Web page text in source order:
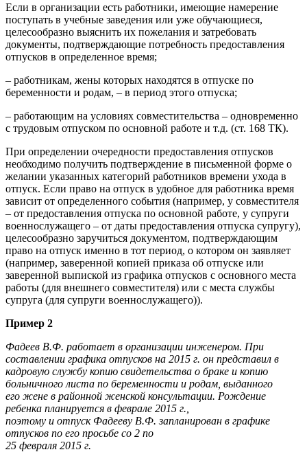
Если в организации есть работники, имеющие намерение
поступать в учебные заведения или уже обучающиеся,
целесообразно выяснить их пожелания и затребовать
документы, подтверждающие потребность предоставления
отпусков в определенное время;
– работникам, жены которых находятся в отпуске по
беременности и родам, – в период этого отпуска;
– работающим на условиях совместительства – одновременно
с трудовым отпуском по основной работе и т.д. (ст. 168 ТК).
При определении очередности предоставления отпусков
необходимо получить подтверждение в письменной форме о
желании указанных категорий работников времени ухода в
отпуск. Если право на отпуск в удобное для работника время
зависит от определенного события (например, у совместителя
– от предоставления отпуска по основной работе, у супруги
военнослужащего – от даты предоставления отпуска супругу),
целесообразно заручиться документом, подтверждающим
право на отпуск именно в тот период, о котором он заявляет
(например, заверенной копией приказа об отпуске или
заверенной выпиской из графика отпусков с основного места
работы (для внешнего совместителя) или с места службы
супруга (для супруги военнослужащего)).
Пример 2
Фадеев В.Ф. работает в организации инженером. При
составлении графика отпусков на 2015 г. он представил в
кадровую службу копию свидетельства о браке и копию
больничного листа по беременности и родам, выданного
его жене в районной женской консультации. Рождение
ребенка планируется в феврале 2015 г.,
поэтому и отпуск Фадееву В.Ф. запланирован в графике
отпусков по его просьбе со 2 по
25 февраля 2015 г.